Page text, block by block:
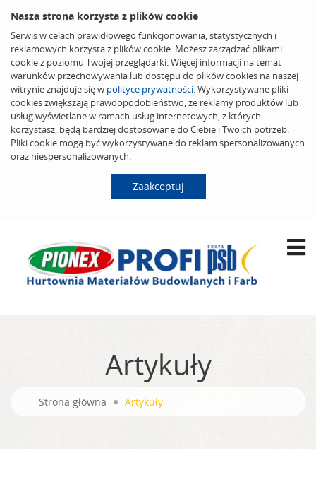
Nasza strona korzysta z plików cookie
Serwis w celach prawidłowego funkcjonowania, statystycznych i
reklamowych korzysta z plików cookie. Możesz zarządzać plikami
cookie z poziomu Twojej przeglądarki. Więcej informacji na temat
warunków przechowywania lub dostępu do plików cookies na naszej
witrynie znajduje się w polityce prywatności. Wykorzystywane pliki
cookies zwiększają prawdopodobieństwo, że reklamy produktów lub
usług wyświetlane w ramach usług internetowych, z których
korzystasz, będą bardziej dostosowane do Ciebie i Twoich potrzeb.
Pliki cookie mogą być wykorzystywane do reklam spersonalizowanych
oraz niespersonalizowanych.
Zaakceptuj
Artykuły
Strona główna Artykuły